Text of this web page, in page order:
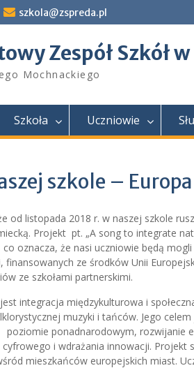
szkola@zspreda.pl
Zespół Szkół
Mochnackiego
Szkoła Uczniowie
szkole –
od listopada 2018 r. w naszej szkole
Projekt pt. „A song to integrate
oznacza, że nasi uczniowie będą
finansowanych ze środków Unii
ze szkołami partnerskimi.
integracja międzykulturowa i
muzyki i tańców. Jego
poziomie ponadnarodowym, rozwijanie
i wdrażania innowacji.
mieszkańców europejskich miast.